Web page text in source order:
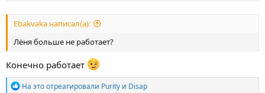
Ebakvaka написал(а):
Лёня больше не работает?
Конечно работает
Р
На это отреагировали Purity и Disap